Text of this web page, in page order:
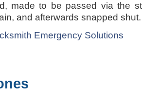
made to be passed via the
and afterwards snapped shut.
Emergency Solutions